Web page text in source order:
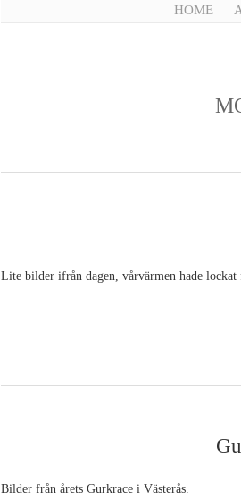
HOME
Lite bilder ifrån dagen, vårvärmen hade lockat
Bilder från årets Gurkrace i Västerås.